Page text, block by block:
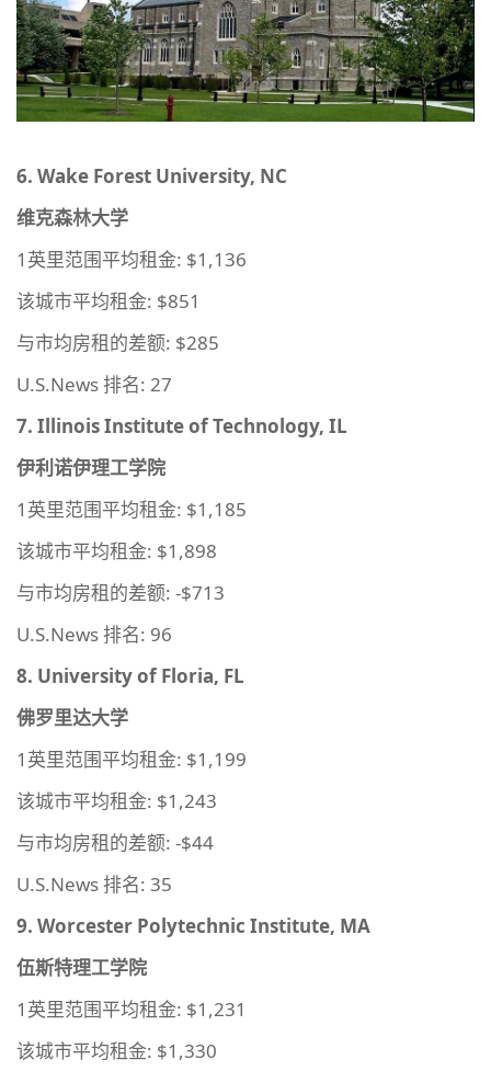
6. Wake Forest University, NC
维克森林大学
1英里范围平均租金: $1,136
该城市平均租金: $851
与市均房租的差额: $285
U.S.News 排名: 27
7. Illinois Institute of Technology, IL
伊利诺伊理工学院
1英里范围平均租金: $1,185
该城市平均租金: $1,898
与市均房租的差额: -$713
U.S.News 排名: 96
8. University of Floria, FL
佛罗里达大学
1英里范围平均租金: $1,199
该城市平均租金: $1,243
与市均房租的差额: -$44
U.S.News 排名: 35
9. Worcester Polytechnic Institute, MA
伍斯特理工学院
1英里范围平均租金: $1,231
该城市平均租金: $1,330